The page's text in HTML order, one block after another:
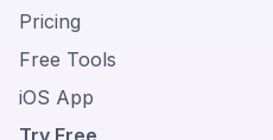
Pricing
Free Tools
iOS App
Try Free